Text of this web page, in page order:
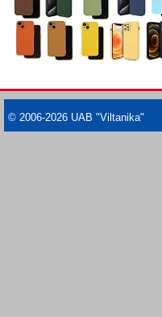
© 2006-2026 UAB "Viltanika"